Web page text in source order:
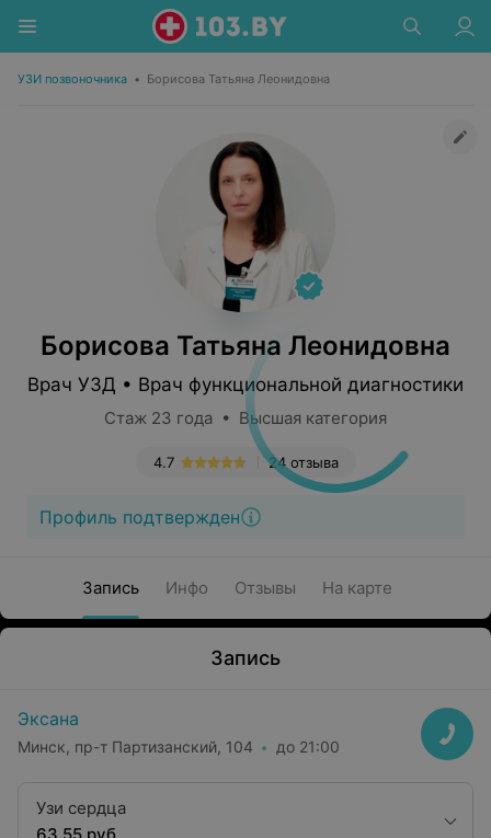
УЗИ позвоночника • Борисова Татьяна Леонидовна
Борисова Татьяна Леонидовна
Врач УЗД • Врач функциональной диагностики
Стаж 23 года • Высшая категория
24 отзыва
4.7
Профиль подтвержден
Запись Инфо Отзывы На карте
Запись
Эксана
Минск, пр-т Партизанский, 104 до 21:00
Узи сердца